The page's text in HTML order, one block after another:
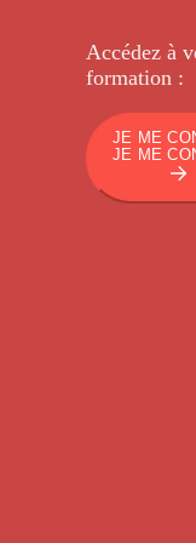
Accédez à
formation :
JE ME
JE ME